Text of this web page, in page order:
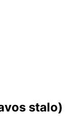
stalo)